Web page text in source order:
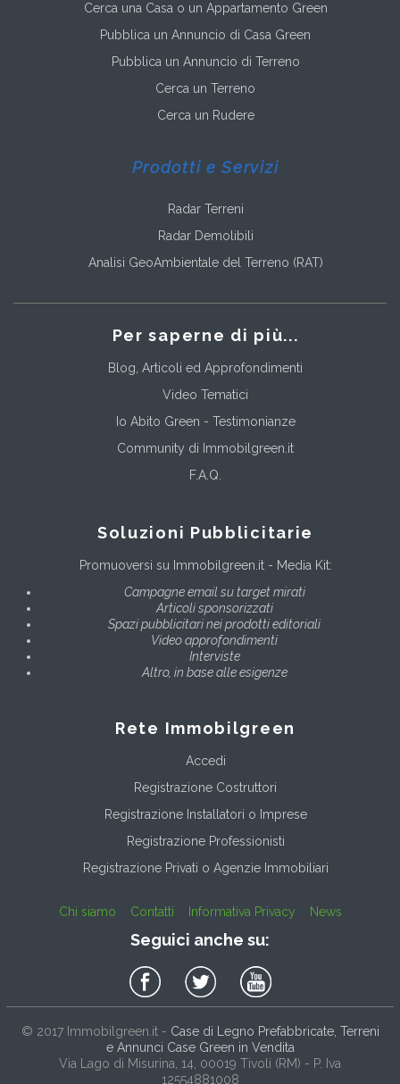
Cerca una Casa o un Appartamento Green
Pubblica un Annuncio di Casa Green
Pubblica un Annuncio di Terreno
Cerca un Terreno
Cerca un Rudere
Prodotti e Servizi
Radar Terreni
Radar Demolibili
Analisi GeoAmbientale del Terreno (RAT)
Per saperne di più...
Blog, Articoli ed Approfondimenti
Video Tematici
Io Abito Green - Testimonianze
Community di Immobilgreen.it
F.A.Q.
Soluzioni Pubblicitarie
Promuoversi su Immobilgreen.it - Media Kit:
Campagne email su target mirati
Articoli sponsorizzati
Spazi pubblicitari nei prodotti editoriali
Video approfondimenti
Interviste
Altro, in base alle esigenze
Rete Immobilgreen
Accedi
Registrazione Costruttori
Registrazione Installatori o Imprese
Registrazione Professionisti
Registrazione Privati o Agenzie Immobiliari
Chi siamo Contatti Informativa Privacy News
Seguici anche su:
© 2017 Immobilgreen.it- Case di Legno Prefabbricate, Terreni
e Annunci Case Green in Vendita
Via Lago di Misurina, 14 , 00019 Tivoli (RM) - P. Iva
12554881008